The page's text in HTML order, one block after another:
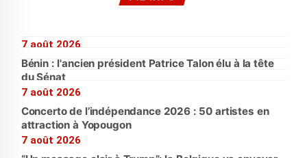
7 août 2026
Bénin : l'ancien président Patrice Talon élu à la tête
du Sénat
7 août 2026
Concerto de l’indépendance 2026 : 50 artistes en
attraction à Yopougon
7 août 2026